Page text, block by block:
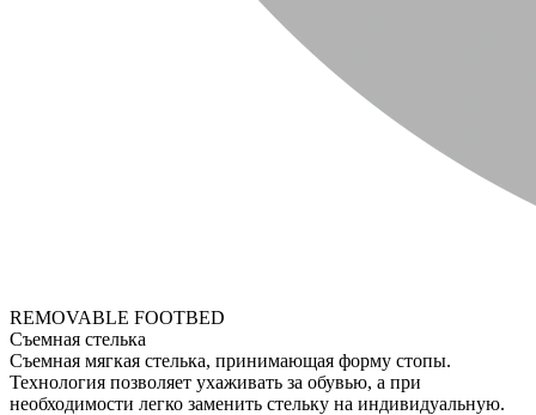
REMOVABLE FOOTBED
Съемная стелька
Съемная мягкая стелька, принимающая форму стопы.
Технология позволяет ухаживать за обувью, а при
необходимости легко заменить стельку на индивидуальную.